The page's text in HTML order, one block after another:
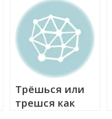
Трёшься или
трешся как